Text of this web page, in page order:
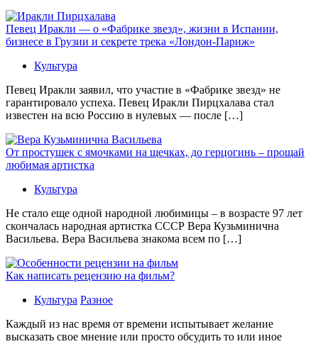
Певец Иракли — о «Фабрике звезд», жизни в Испании,
бизнесе в Грузии и секрете трека «Лондон-Париж»
Культура
Певец Иракли заявил, что участие в «Фабрике звезд» не
гарантировало успеха. Певец Иракли Пирцхалава стал
известен на всю Россию в нулевых — после […]
От простушек с ямочками на щечках, до герцогинь – прощай
любимая артистка
Культура
Не стало еще одной народной любимицы – в возрасте 97 лет
скончалась народная артистка СССР Вера Кузьминична
Васильева. Вера Васильева знакома всем по […]
Как написать рецензию на фильм?
Культура Разное
Каждый из нас время от времени испытывает желание
высказать свое мнение или просто обсудить то или иное